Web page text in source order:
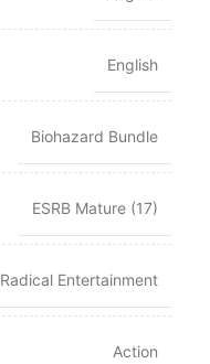
English
Biohazard Bundle
ESRB Mature (17)
Radical Entertainment
Action